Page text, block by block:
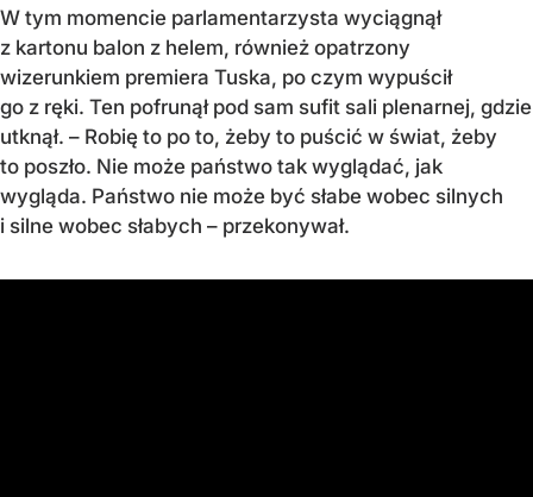
W tym momencie parlamentarzysta wyciągnął
z kartonu balon z helem, również opatrzony
wizerunkiem premiera Tuska, po czym wypuścił
go z ręki. Ten pofrunął pod sam sufit sali plenarnej, gdzie
utknął. – Robię to po to, żeby to puścić w świat, żeby
to poszło. Nie może państwo tak wyglądać, jak
wygląda. Państwo nie może być słabe wobec silnych
i silne wobec słabych – przekonywał.